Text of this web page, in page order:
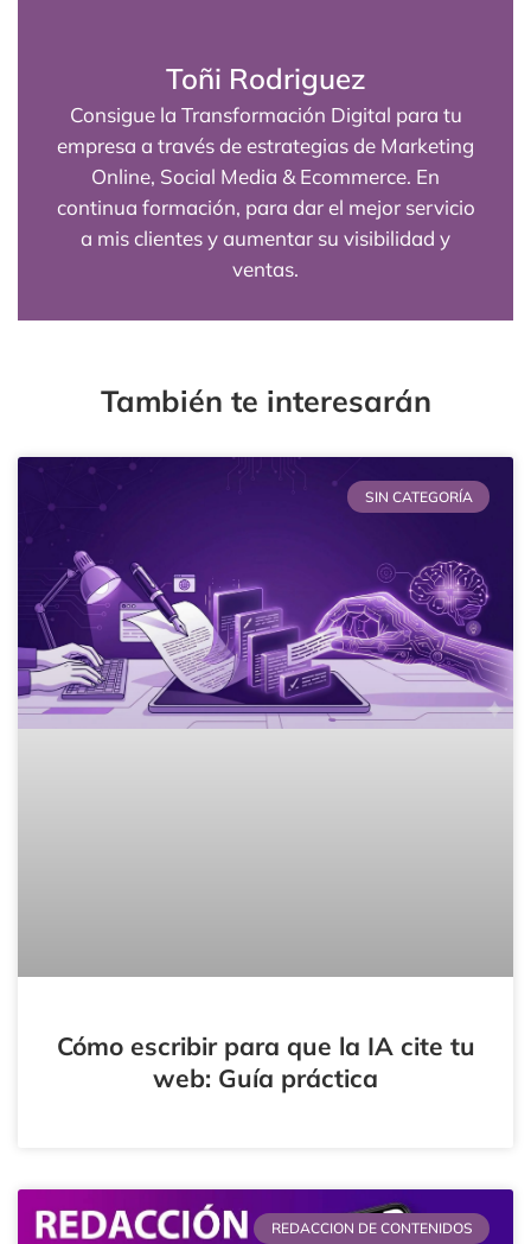
empresa a través de estrategias de Marketing
Online, Social Media & Ecommerce. En
continua formación, para dar el mejor servicio
a mis clientes y aumentar su visibilidad y
ventas.
Cómo escribir para que la IA cite tu